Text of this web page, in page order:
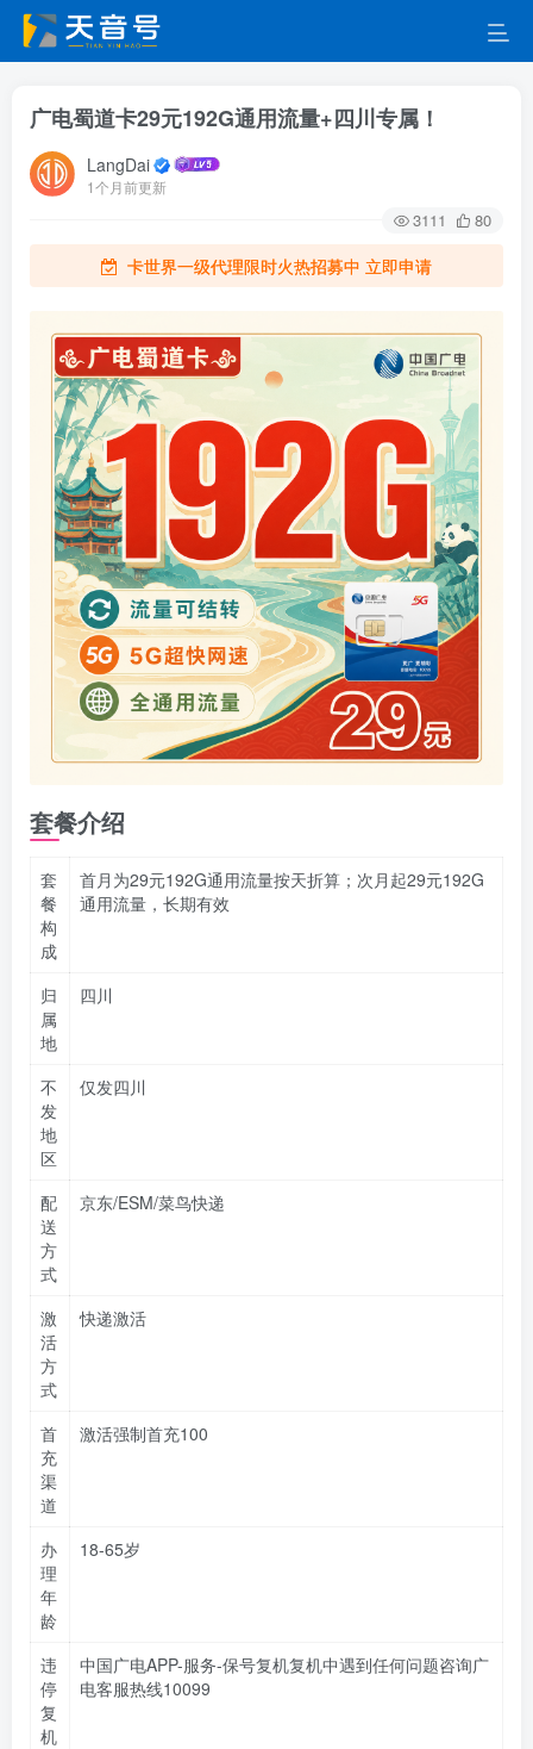
广电蜀道卡29元192G通用流量+四川专属！
LangDai
1个月前更新
3111 80
卡世界一级代理限时火热招募中 立即申请
套餐介绍
套
餐
构
成
首月为29元192G通用流量按天折算；次月起29元192G
通用流量，长期有效
归
属
地
四川
不
发
地
区
仅发四川
配
送
方
式
京东/ESM/菜鸟快递
激
活
方
式
快递激活
首
充
渠
道
激活强制首充100
办
理
年
龄
18-65岁
违
停
复
机
中国广电APP-服务-保号复机复机中遇到任何问题咨询广
电客服热线10099